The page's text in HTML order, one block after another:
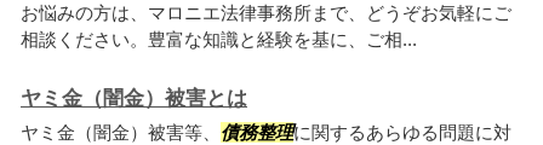
お悩みの方は、マロニエ法律事務所まで、どうぞお気軽にご
相談ください。豊富な知識と経験を基に、ご相...
ヤミ金（闇金）被害とは
ヤミ金（闇金）被害等、 債務整理に関するあらゆる問題に対